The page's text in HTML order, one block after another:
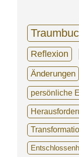
Reflexion
Änderungen
persönliche